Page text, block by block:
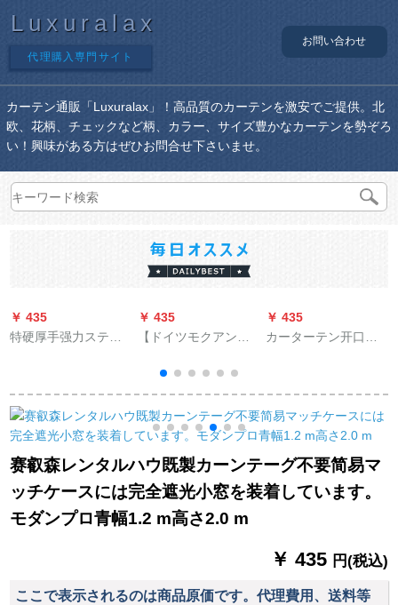
Luxuralax
代理購入専門サイト
お問い合わせ
カーテン通販「Luxuralax」！高品質のカーテンを激安でご提供。北
欧、花柄、チェックなど柄、カラー、サイズ豊かなカーテンを勢ぞろ
い！興味がある方はぜひお問合せ下さいませ。
￥ 435
特硬厚手强力スティ
トバック30个
￥ 435
【ドイツモクアン
【蜂の巣構造オルレ
ンテン】【遮光カー
ン】【既製カーン】
平方メトル【完全遮
光】ディップカラー
MG-FC 06-418
￥ 435
カーターテン开口部
挂轮风吕カーリング
开口部30个轮
赛叡森レンタルハウ既製カーンテーグ不要简易マ
ッチケースには完全遮光小窓を装着しています。
モダンプロ青幅1.2 m高さ2.0 m
￥ 435 円(税込)
ここで表示されるのは商品原価です。代理費用、送料等